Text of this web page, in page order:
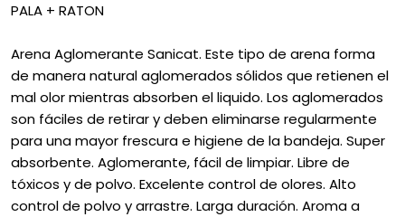
PALA + RATON
Arena Aglomerante Sanicat. Este tipo de arena forma
de manera natural aglomerados sólidos que retienen el
mal olor mientras absorben el liquido. Los aglomerados
son fáciles de retirar y deben eliminarse regularmente
para una mayor frescura e higiene de la bandeja. Super
absorbente. Aglomerante, fácil de limpiar. Libre de
tóxicos y de polvo. Excelente control de olores. Alto
control de polvo y arrastre. Larga duración. Aroma a